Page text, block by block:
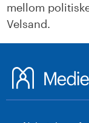
mellom
Velsand.